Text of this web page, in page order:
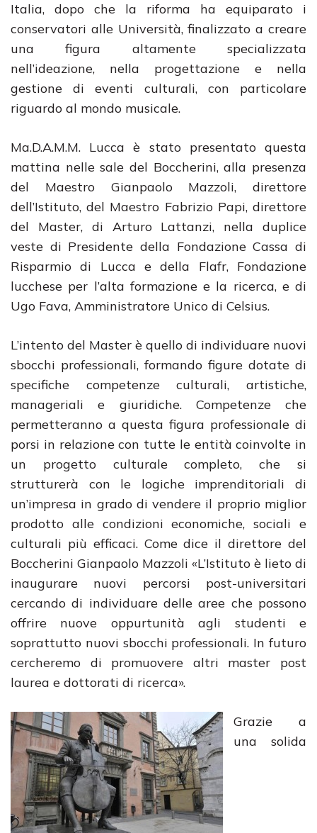
Italia, dopo che la riforma ha equiparato i
conservatori alle Università, finalizzato a creare
una figura altamente specializzata
nell’ideazione, nella progettazione e nella
gestione di eventi culturali, con particolare
riguardo al mondo musicale.
Ma.D.A.M.M. Lucca è stato presentato questa
mattina nelle sale del Boccherini, alla presenza
del Maestro Gianpaolo Mazzoli, direttore
dell’Istituto, del Maestro Fabrizio Papi, direttore
del Master, di Arturo Lattanzi, nella duplice
veste di Presidente della Fondazione Cassa di
Risparmio di Lucca e della Flafr, Fondazione
lucchese per l’alta formazione e la ricerca, e di
Ugo Fava, Amministratore Unico di Celsius.
L’intento del Master è quello di individuare nuovi
sbocchi professionali, formando figure dotate di
specifiche competenze culturali, artistiche,
manageriali e giuridiche. Competenze che
permetteranno a questa figura professionale di
porsi in relazione con tutte le entità coinvolte in
un progetto culturale completo, che si
strutturerà con le logiche imprenditoriali di
un’impresa in grado di vendere il proprio miglior
prodotto alle condizioni economiche, sociali e
culturali più efficaci. Come dice il direttore del
Boccherini Gianpaolo Mazzoli «L’Istituto è lieto di
inaugurare nuovi percorsi post-universitari
cercando di individuare delle aree che possono
offrire nuove oppurtunità agli studenti e
soprattutto nuovi sbocchi professionali. In futuro
cercheremo di promuovere altri master post
laurea e dottorati di ricerca».
Grazie a
una solida